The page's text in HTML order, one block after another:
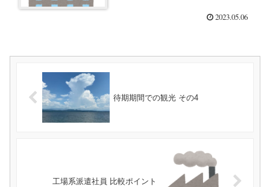
2023.05.06
待期期間での観光 その4
工場系派遣社員 比較ポイント